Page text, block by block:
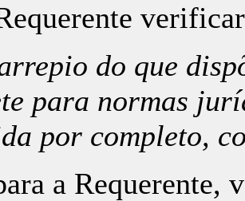
do que
para normas
por completo,
a Requerente,